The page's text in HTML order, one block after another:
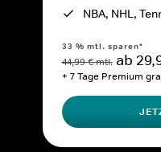
NBA, NHL,
33 % mtl. sparen*
44,99 € mtl. ab
+ 7 Tage Premium